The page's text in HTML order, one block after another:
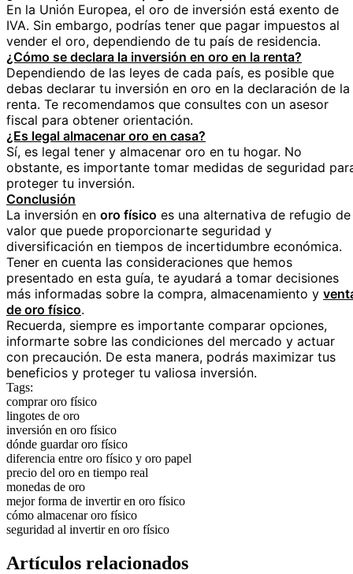
En la Unión Europea, el oro de inversión está exento de
IVA. Sin embargo, podrías tener que pagar impuestos al
vender el oro, dependiendo de tu país de residencia.
¿Cómo se declara la inversión en oro en la renta?
Dependiendo de las leyes de cada país, es posible que
debas declarar tu inversión en oro en la declaración de la
renta. Te recomendamos que consultes con un asesor
fiscal para obtener orientación.
¿Es legal almacenar oro en casa?
Sí, es legal tener y almacenar oro en tu hogar. No
obstante, es importante tomar medidas de seguridad
proteger tu inversión.
Conclusión
La inversión en oro físico es una alternativa de refugio de
valor que puede proporcionarte seguridad y
diversificación en tiempos de incertidumbre económica.
Tener en cuenta las consideraciones que hemos
presentado en esta guía, te ayudará a tomar decisiones
más informadas sobre la compra, almacenamiento y
de oro físico.
Recuerda, siempre es importante comparar opciones,
informarte sobre las condiciones del mercado y actuar
con precaución. De esta manera, podrás maximizar tus
beneficios y proteger tu valiosa inversión.
Tags:
comprar oro físico
lingotes de oro
inversión en oro físico
dónde guardar oro físico
diferencia entre oro físico y oro papel
precio del oro en tiempo real
monedas de oro
mejor forma de invertir en oro físico
cómo almacenar oro físico
seguridad al invertir en oro físico
Artículos relacionados